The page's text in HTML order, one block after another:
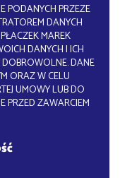
PODANYCH PRZEZE
DANYCH
MAREK
DANYCH I ICH
DANE
ORAZ W CELU
UMOWY LUB DO
PRZED ZAWARCIEM